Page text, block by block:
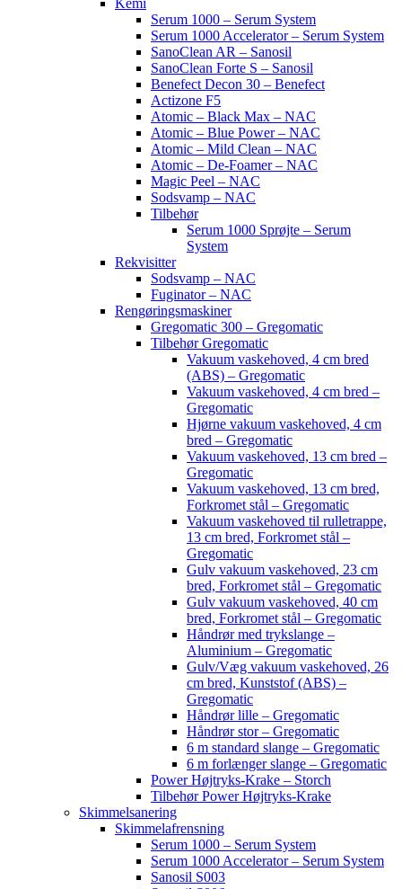
Kemi
Serum 1000 – Serum System
Serum 1000 Accelerator – Serum System
SanoClean AR – Sanosil
SanoClean Forte S – Sanosil
Benefect Decon 30 – Benefect
Actizone F5
Atomic – Black Max – NAC
Atomic – Blue Power – NAC
Atomic – Mild Clean – NAC
Atomic – De-Foamer – NAC
Magic Peel – NAC
Sodsvamp – NAC
Tilbehør
Serum 1000 Sprøjte – Serum
System
Rekvisitter
Sodsvamp – NAC
Fuginator – NAC
Rengøringsmaskiner
Gregomatic 300 – Gregomatic
Tilbehør Gregomatic
Vakuum vaskehoved, 4 cm bred
(ABS) – Gregomatic
Vakuum vaskehoved, 4 cm bred –
Gregomatic
Hjørne vakuum vaskehoved, 4 cm
bred – Gregomatic
Vakuum vaskehoved, 13 cm bred –
Gregomatic
Vakuum vaskehoved, 13 cm bred,
Forkromet stål – Gregomatic
Vakuum vaskehoved til rulletrappe,
13 cm bred, Forkromet stål –
Gregomatic
Gulv vakuum vaskehoved, 23 cm
bred, Forkromet stål – Gregomatic
Gulv vakuum vaskehoved, 40 cm
bred, Forkromet stål – Gregomatic
Håndrør med trykslange –
Aluminium – Gregomatic
Gulv/Væg vakuum vaskehoved, 26
cm bred, Kunststof (ABS) –
Gregomatic
Håndrør lille – Gregomatic
Håndrør stor – Gregomatic
6 m standard slange – Gregomatic
6 m forlænger slange – Gregomatic
Power Højtryks-Krake – Storch
Tilbehør Power Højtryks-Krake
Skimmelsanering
Skimmelafrensning
Serum 1000 – Serum System
Serum 1000 Accelerator – Serum System
Sanosil S003